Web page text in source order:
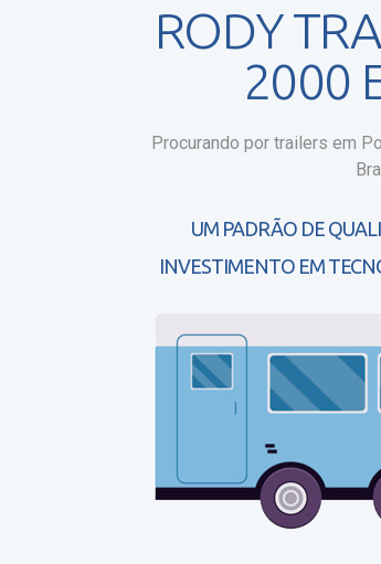
RODY
2000
Procurando por trailers em
UM PADRÃO DE
INVESTIMENTO EM